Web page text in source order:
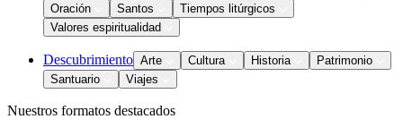
Oración
Santos
Tiempos litúrgicos
Valores espiritualidad
Descubrimiento Arte Cultura Historia
Patrimonio
Santuario
Viajes
Nuestros formatos destacados